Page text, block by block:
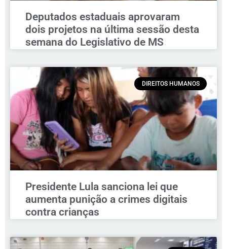
Deputados estaduais aprovaram
dois projetos na última sessão desta
semana do Legislativo de MS
DIREITOS HUMANOS
Presidente Lula sanciona lei que
aumenta punição a crimes digitais
contra crianças